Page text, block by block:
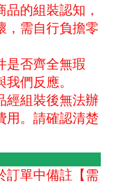
的組裝認知，
，需自行負擔零
是否齊全無瑕
們反應。
經組裝後無法辦
。 請確認清楚
訂單中備註【需